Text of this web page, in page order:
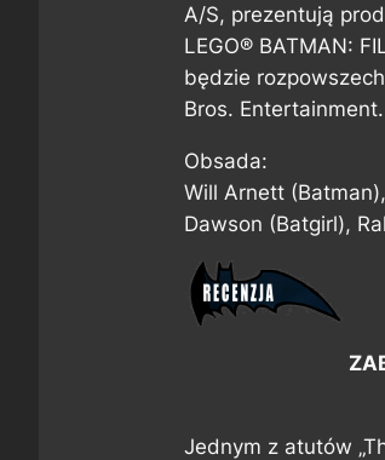
A/S, prezentują
LEGO® BATMAN:
będzie
Bros. Entertainment.
Obsada:
Will Arnett
Dawson (Batgirl),
Jednym z atutów